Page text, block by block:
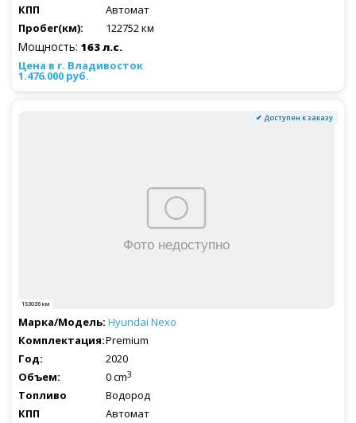
Автомат
122752 км
Мощность: 163 л.с.
1.476.000 руб.
✔ Доступен к заказу
153036 км
Hyundai Nexo
Premium
2020
0 cm3
Водород
Автомат